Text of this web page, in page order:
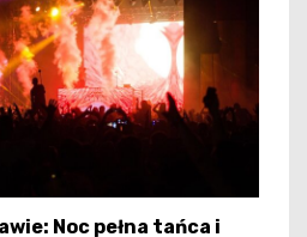
Noc pełna tańca i